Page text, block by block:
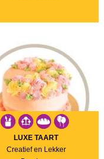
LUXE TAART
Creatief en Lekker